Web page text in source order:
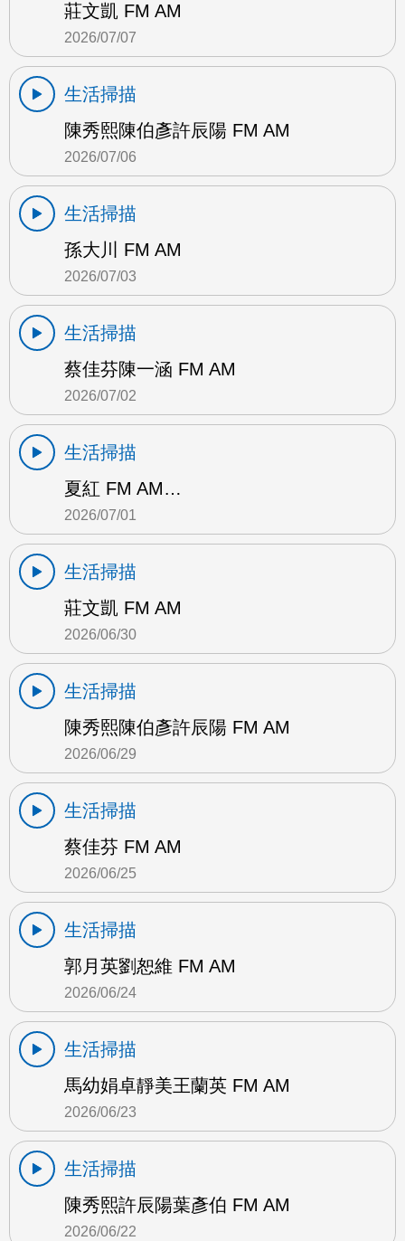
莊文凱 FM AM
2026/07/07
生活掃描
陳秀熙陳伯彥許辰陽 FM AM
2026/07/06
生活掃描
孫大川 FM AM
2026/07/03
生活掃描
蔡佳芬陳一涵 FM AM
2026/07/02
生活掃描
夏紅 FM AM…
2026/07/01
生活掃描
莊文凱 FM AM
2026/06/30
生活掃描
陳秀熙陳伯彥許辰陽 FM AM
2026/06/29
生活掃描
蔡佳芬 FM AM
2026/06/25
生活掃描
郭月英劉恕維 FM AM
2026/06/24
生活掃描
馬幼娟卓靜美王蘭英 FM AM
2026/06/23
生活掃描
陳秀熙許辰陽葉彥伯 FM AM
2026/06/22